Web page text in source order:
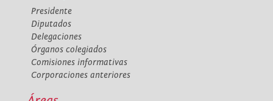
Presidente
Diputados
Delegaciones
Órganos colegiados
Comisiones informativas
Corporaciones anteriores